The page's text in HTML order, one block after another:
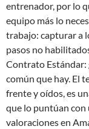
entrenador, por lo
equipo más lo
trabajo: capturar a
pasos no
Contrato Estándar:
común que hay. El
frente y oídos, es
que lo puntúan con
valoraciones en